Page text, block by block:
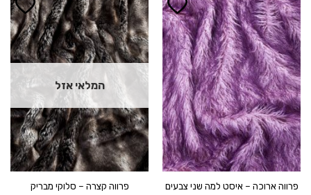
הוסף ל
WISHLIST
פרווה ארוכה – איסט למה שני צבעים
הוסף ל
WISHLIST
המלאי אזל
פרווה קצרה – סלוקי מבריק